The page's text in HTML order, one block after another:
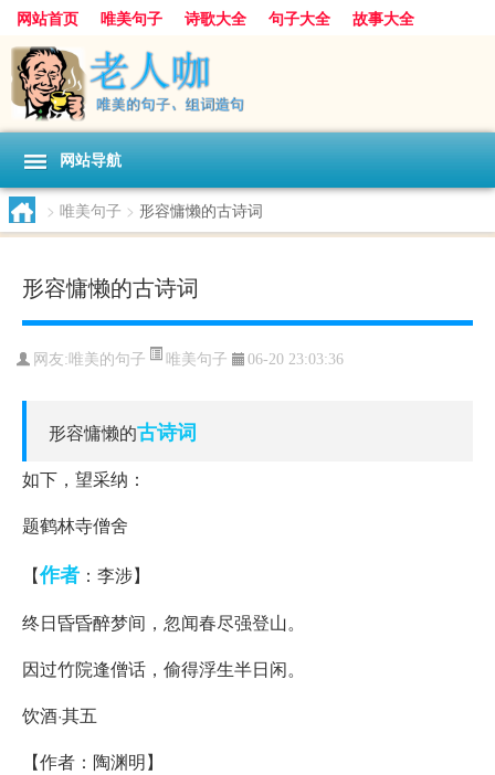
网站首页 唯美句子 诗歌大全 句子大全
故事大全
人生感悟
其他美文 美文欣赏
感人故事
句子分类
网站导航
> 唯美句子 > 形容慵懒的古诗词
形容慵懒的古诗词
网友: 唯美的句子 唯美句子 06-20 23:03:36
形容慵懒的古诗词
如下，望采纳：
题鹤林寺僧舍
【作者 ：李涉】
终日昏昏醉梦间，忽闻春尽强登山。
因过竹院逢僧话，偷得浮生半日闲。
饮酒·其五
【作者：陶渊明】